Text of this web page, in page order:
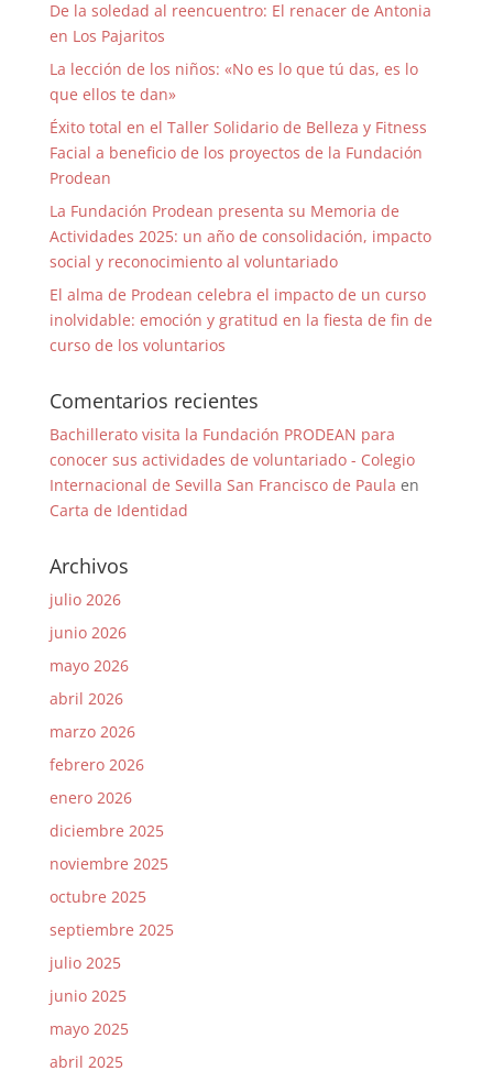
De la soledad al reencuentro: El renacer de Antonia
en Los Pajaritos
La lección de los niños: «No es lo que tú das, es lo
que ellos te dan»
Éxito total en el Taller Solidario de Belleza y Fitness
Facial a beneficio de los proyectos de la Fundación
Prodean
La Fundación Prodean presenta su Memoria de
Actividades 2025: un año de consolidación, impacto
social y reconocimiento al voluntariado
El alma de Prodean celebra el impacto de un curso
inolvidable: emoción y gratitud en la fiesta de fin de
curso de los voluntarios
Comentarios recientes
Bachillerato visita la Fundación PRODEAN para
conocer sus actividades de voluntariado - Colegio
Internacional de Sevilla San Francisco de Paula en
Carta de Identidad
Archivos
julio 2026
junio 2026
mayo 2026
abril 2026
marzo 2026
febrero 2026
enero 2026
diciembre 2025
noviembre 2025
octubre 2025
septiembre 2025
julio 2025
junio 2025
mayo 2025
abril 2025